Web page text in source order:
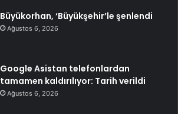
Büyükorhan, ‘Büyükşehir’le şenlendi
Ağustos 6, 2026
Google Asistan telefonlardan
tamamen kaldırılıyor: Tarih verildi
Ağustos 6, 2026